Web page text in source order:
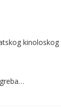
kinoloskog